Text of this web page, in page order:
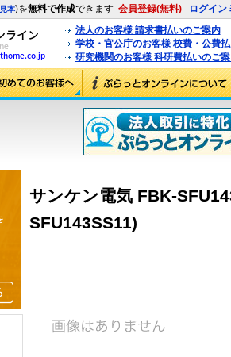
見本)を無料で作成できます 会員登録(無料) ログイン
法人のお客様 請求書払いのご案内
学校・官公庁のお客様 校費・公費
研究機関のお客様 科研費払いのご
サンケン電気 FBK-
SFU143SS11)